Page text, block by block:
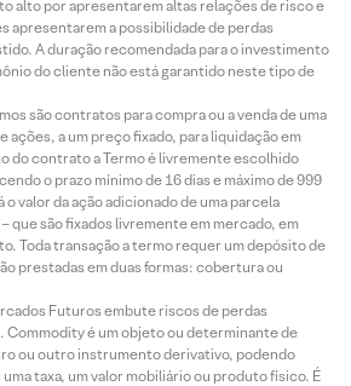
alto por apresentarem altas relações de risco e
apresentarem a possibilidade de perdas
A duração recomendada para o investimento
do cliente não está garantido neste tipo de
são contratos para compra ou a venda de uma
ações, a um preço fixado, para liquidação em
do contrato a Termo é livremente escolhido
o prazo mínimo de 16 dias e máximo de 999
valor da ação adicionado de uma parcela
que são fixados livremente em mercado, em
Toda transação a termo requer um depósito de
prestadas em duas formas: cobertura ou
Futuros embute riscos de perdas
é um objeto ou determinante de
ou outro instrumento derivativo, podendo
taxa, um valor mobiliário ou produto físico. É